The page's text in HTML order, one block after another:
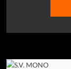
Agenda